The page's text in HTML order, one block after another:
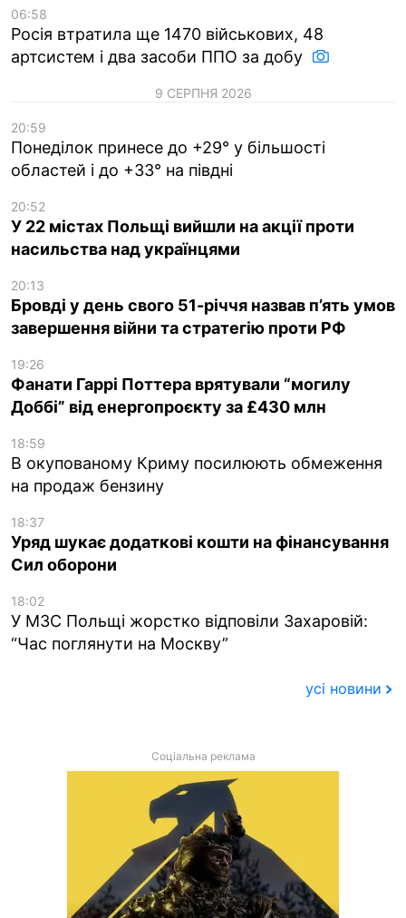
06:58
Росія втратила ще 1470 військових, 48
артсистем і два засоби ППО за добу
9 СЕРПНЯ 2026
20:59
Понеділок принесе до +29° у більшості
областей і до +33° на півдні
20:52
У 22 містах Польщі вийшли на акції проти
насильства над українцями
20:13
Бровді у день свого 51-річчя назвав п’ять умов
завершення війни та стратегію проти РФ
19:26
Фанати Гаррі Поттера врятували “могилу
Доббі” від енергопроєкту за £430 млн
18:59
В окупованому Криму посилюють обмеження
на продаж бензину
18:37
Уряд шукає додаткові кошти на фінансування
Сил оборони
18:02
У МЗС Польщі жорстко відповіли Захаровій:
“Час поглянути на Москву”
усі новини
Соціальна реклама